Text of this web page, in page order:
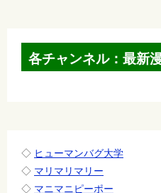
各チャンネル：最新
◇ ヒューマンバグ大学
◇ マリマリマリー
◇ マニマニピーポー